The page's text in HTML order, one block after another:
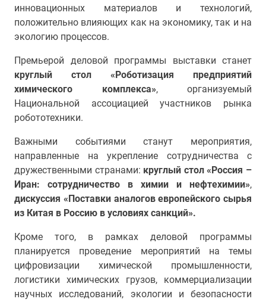
инновационных материалов и технологий,
положительно влияющих как на экономику, так и на
экологию процессов.
Премьерой деловой программы выставки станет
круглый стол «Роботизация предприятий
химического комплекса», организуемый
Национальной ассоциацией участников рынка
робототехники.
Важными событиями станут мероприятия,
направленные на укрепление сотрудничества с
дружественными странами: круглый стол «Россия –
Иран: сотрудничество в химии и нефтехимии»,
дискуссия «Поставки аналогов европейского сырья
из Китая в Россию в условиях санкций».
Кроме того, в рамках деловой программы
планируется проведение мероприятий на темы
цифровизации химической промышленности,
логистики химических грузов, коммерциализации
научных исследований, экологии и безопасности